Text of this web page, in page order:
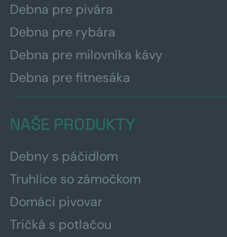
Debna pre pivára
Debna pre rybára
Debna pre milovníka kávy
Debna pre fitnesáka
NAŠE PRODUKTY
Debny s páčidlom
Truhlice so zámočkom
Domáci pivovar
Tričká s potlačou